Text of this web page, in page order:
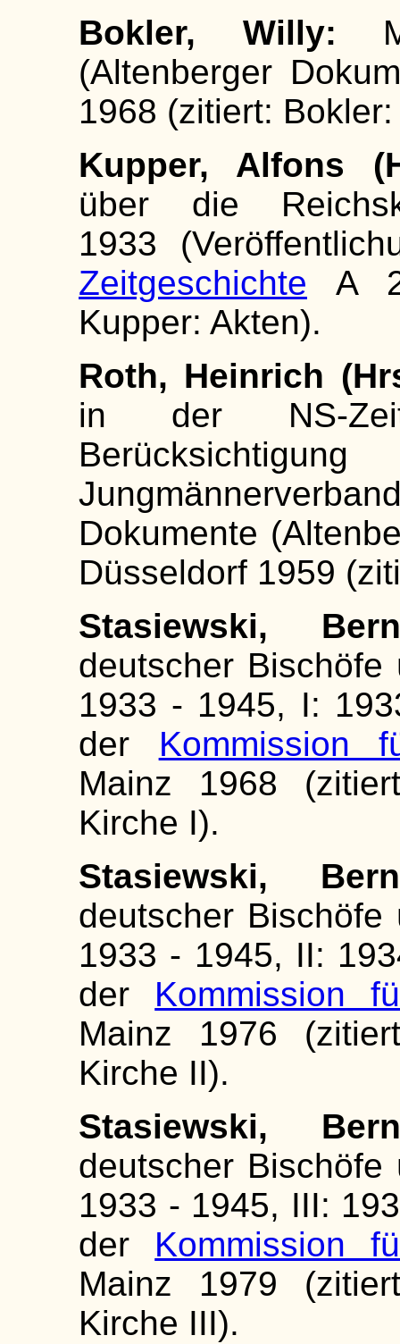
Bokler, Willy:
(Altenberger
1968 (zitiert:
Kupper, Alfons
über die
1933
Zeitgeschichte A
Kupper: Akten).
Roth, Heinrich
in der NS-
Dokumente
Düsseldorf 1959
Stasiewski,
deutscher
1933 - 1945, I:
der Kommission
Mainz 1968
Kirche I).
Stasiewski,
deutscher
1933 - 1945, II:
der Kommission
Mainz 1976
Kirche II).
Stasiewski,
deutscher
1933 - 1945, III:
der Kommission
Mainz 1979
Kirche III).